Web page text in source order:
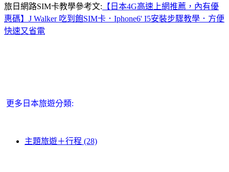
旅日網路SIM卡教學參考文: 【日本4G高速上網推薦，內有優
惠碼】J Walker 吃到飽SIM卡．Iphone6' I5安裝步驟教學．方便
快速又省電
更多日本旅遊分類:
主題旅遊＋行程 (28)